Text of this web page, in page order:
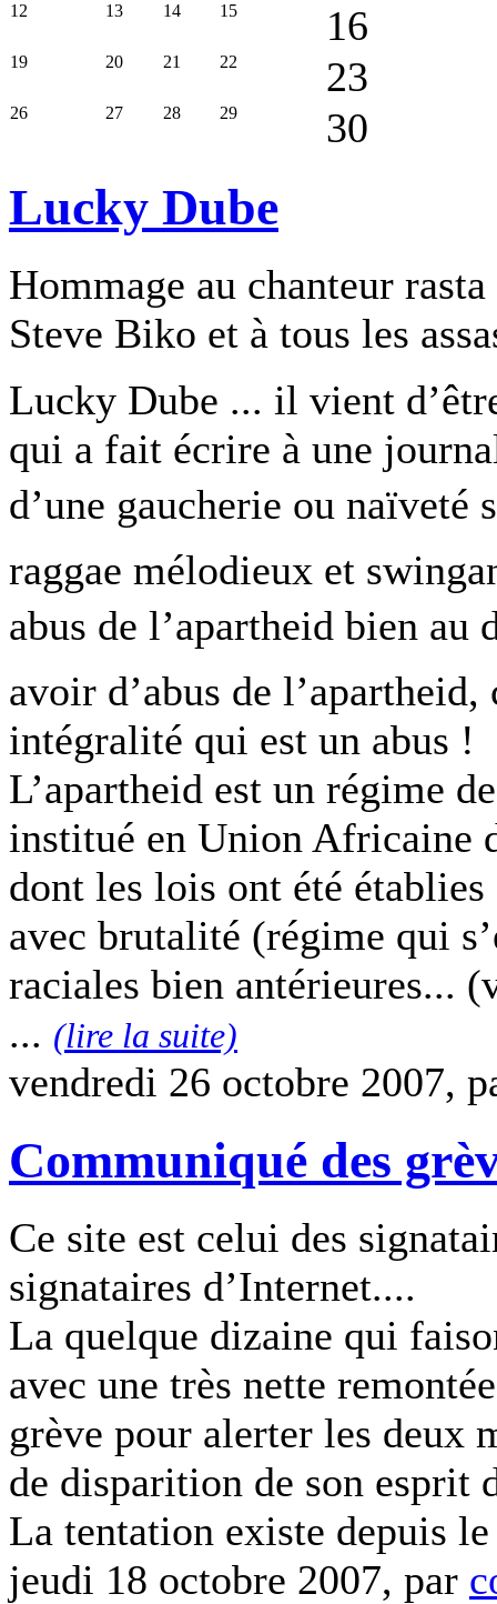
12 13 14 15 16
19 20 21 22 23
26 27 28 29 30
Lucky Dube
Hommage au chanteur
Steve Biko et à tous les
Lucky Dube ... il vient
qui a fait écrire à une
d’une gaucherie ou naïveté
raggae mélodieux et
abus de l’apartheid bien au
avoir d’abus de
intégralité qui est un abus !
L’apartheid est un régime
institué en Union Africaine
dont les lois ont été
avec brutalité (régime qui
raciales bien antérieures...
... (lire la suite)
vendredi 26 octobre 2007,
Communiqué des
Ce site est celui des
signataires d’Internet....
La quelque dizaine qui
avec une très nette
grève pour alerter les deux
de disparition de son esprit
La tentation existe depuis
jeudi 18 octobre 2007, par